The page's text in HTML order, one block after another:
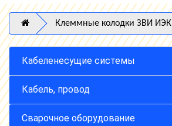
Клеммные колодки ЗВИ ИЭК
Кабеленесущие системы
Кабель, провод
Сварочное оборудование